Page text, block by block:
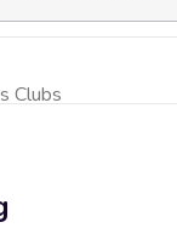
Clubs hinzufügen